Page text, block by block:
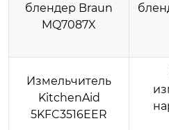
блендер Braun
MQ7087X
Измельчитель
KitchenAid
5KFC3516EER